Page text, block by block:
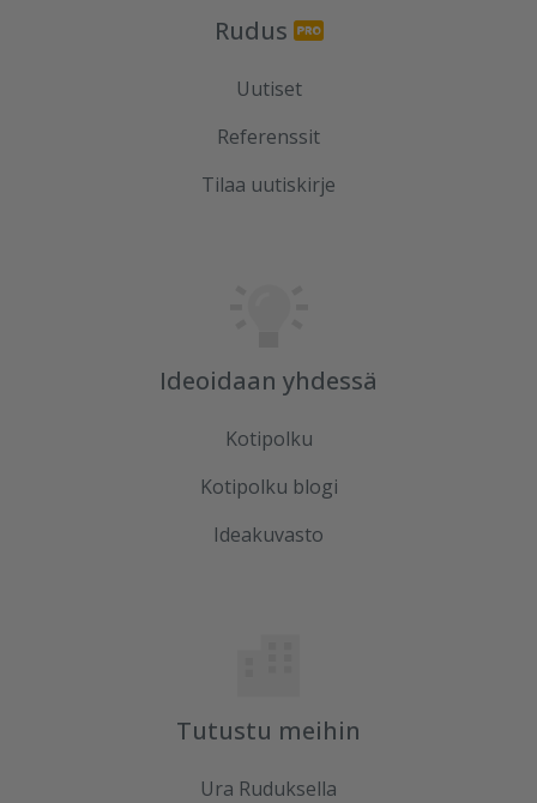
Rudus
Uutiset
Referenssit
Tilaa uutiskirje
Ideoidaan yhdessä
Kotipolku
Kotipolku blogi
Ideakuvasto
Tutustu meihin
Ura Ruduksella